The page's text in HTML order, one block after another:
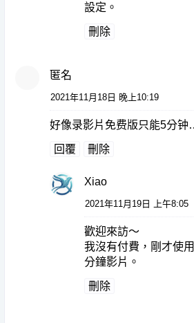
設定。
刪除
匿名
2021年11月18日 晚上10:19
好像录影片免费版只能5分
回覆 刪除
Xiao
2021年11月19日 上午8:05
歡迎來訪～
我沒有付費，剛才使
分鐘影片。
刪除